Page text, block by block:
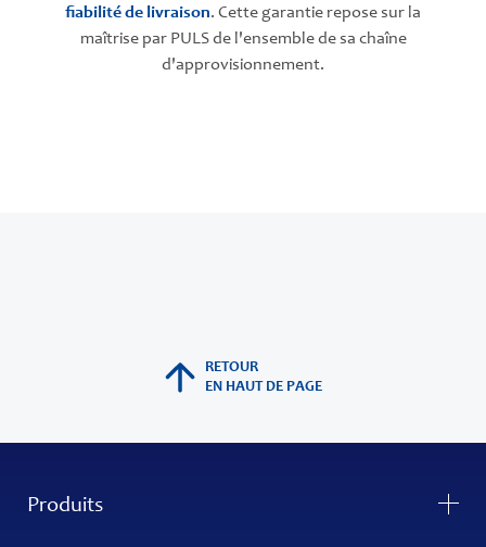
fiabilité de livraison. Cette garantie repose sur la
maîtrise par PULS de l'ensemble de sa chaîne
d'approvisionnement.
RETOUR
EN HAUT DE PAGE
Produits